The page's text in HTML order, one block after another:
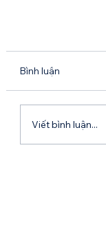
Bình luận
Viết bình luận...